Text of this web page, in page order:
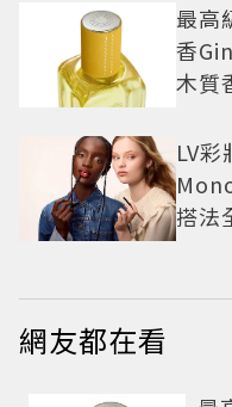
最高
香
木質
LV彩
搭法
網友都在看